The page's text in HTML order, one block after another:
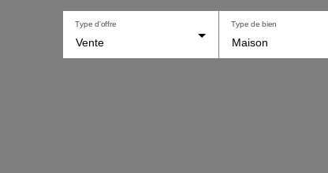
Vente
Type d'offre
Maison
Type de bien